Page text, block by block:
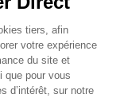
tiers, afin
votre expérience
du site et
que pour vous
d’intérêt, sur notre